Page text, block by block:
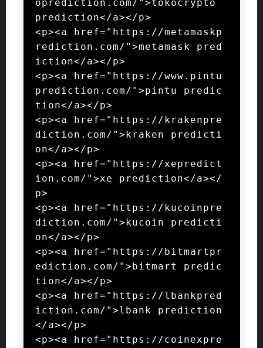
oprediction.com/">tokocrypto
prediction</a></p>
<p><a href="https://metamaskp
rediction.com/">metamask pred
iction</a></p>
<p><a href="https://www.pintu
prediction.com/">pintu predic
tion</a></p>
<p><a href="https://krakenpre
diction.com/">kraken predicti
on</a></p>
<p><a href="https://xepredict
ion.com/">xe prediction</a></
p>
<p><a href="https://kucoinpre
diction.com/">kucoin predicti
on</a></p>
<p><a href="https://bitmartpr
ediction.com/">bitmart predic
tion</a></p>
<p><a href="https://lbankpred
iction.com/">lbank prediction
</a></p>
<p><a href="https://coinexpre